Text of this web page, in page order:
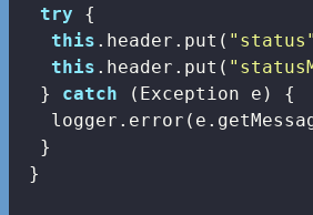
try {
this .header.put( "status"
this .header.put(
  }
catch (Exception e) {
  }
}